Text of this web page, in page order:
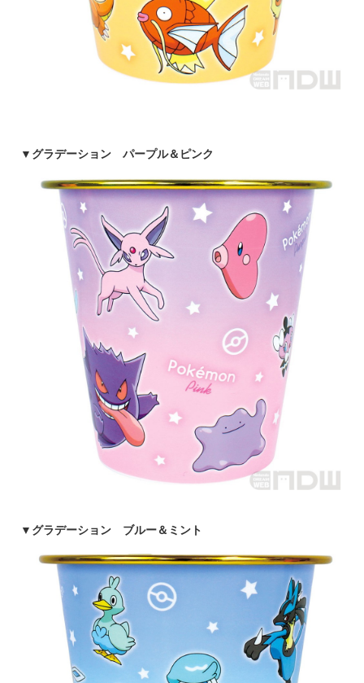
▼ グラデーション パープル＆ピンク
▼ グラデーション ブルー＆ミント